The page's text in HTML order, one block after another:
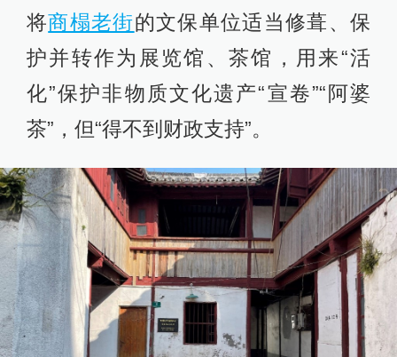
将商榻老街的文保单位适当修葺、保
护并转作为展览馆、茶馆，用来“活
化”保护非物质文化遗产“宣卷”“阿婆
茶”，但“得不到财政支持”。